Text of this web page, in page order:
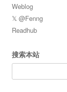
Weblog
𝕏 @Fenng
Readhub
搜索本站
for: